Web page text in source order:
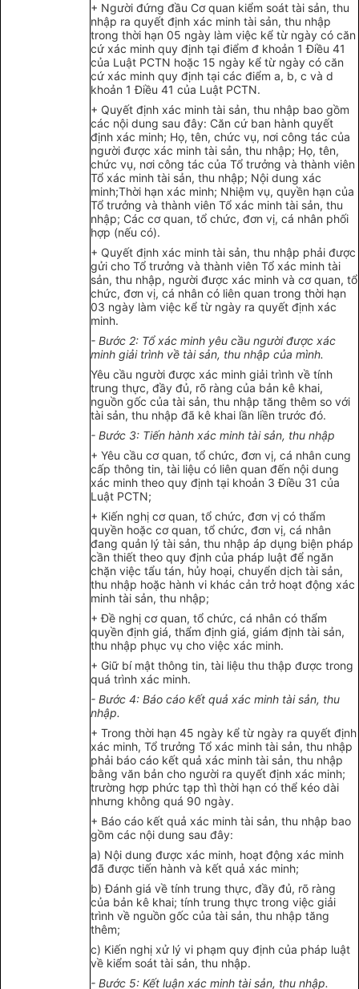
+ Người đứng đầu Cơ quan kiểm soát tài sản, thu
nhập ra quyết định xác minh tài sản, thu nhập
trong thời hạn 05 ngày làm việc kể từ ngày có căn
cứ xác minh quy định tại điểm đ khoản 1 Điều 41
của Luật PCTN hoặc 15 ngày kể từ ngày có căn
cứ xác minh quy định tại các điểm a, b, c và d
khoản 1 Điều 41 của Luật PCTN.
+ Quyết định xác minh tài sản, thu nhập bao gồm
các nội dung sau đây: Căn cứ ban hành quyết
định xác minh; Họ, tên, chức vụ, nơi công tác của
người được xác minh tài sản, thu nhập; Họ, tên,
chức vụ, nơi công tác của Tổ trưởng và thành viên
Tổ xác minh tài sản, thu nhập; Nội dung xác
minh;Thời hạn xác minh; Nhiệm vụ, quyền hạn của
Tổ trưởng và thành viên Tổ xác minh tài sản, thu
nhập; Các cơ quan, tổ chức, đơn vị, cá nhân phối
hợp (nếu có).
+ Quyết định xác minh tài sản, thu nhập phải được
gửi cho Tổ trưởng và thành viên Tổ xác minh tài
sản, thu nhập, người được xác minh và cơ quan, tổ
chức, đơn vị, cá nhân có liên quan trong thời hạn
03 ngày làm việc kể từ ngày ra quyết định xác
minh.
- Bước 2: Tổ xác minh yêu cầu người được xác
minh giải trình về tài sản, thu nhập của mình.
Yêu cầu người được xác minh giải trình về tính
trung thực, đầy đủ, rõ ràng của bản kê khai,
nguồn gốc của tài sản, thu nhập tăng thêm so với
tài sản, thu nhập đã kê khai lần liền trước đó.
- Bước 3: Tiến hành xác minh tài sản, thu nhập
+ Yêu cầu cơ quan, tổ chức, đơn vị, cá nhân cung
cấp thông tin, tài liệu có liên quan đến nội dung
xác minh theo quy định tại khoản 3 Điều 31 của
Luật PCTN;
+ Kiến nghị cơ quan, tổ chức, đơn vị có thẩm
quyền hoặc cơ quan, tổ chức, đơn vị, cá nhân
đang quản lý tài sản, thu nhập áp dụng biện pháp
cần thiết theo quy định của pháp luật để ngăn
chặn việc tẩu tán, hủy hoại, chuyển dịch tài sản,
thu nhập hoặc hành vi khác cản trở hoạt động xác
minh tài sản, thu nhập;
+ Đề nghị cơ quan, tổ chức, cá nhân có thẩm
quyền định giá, thẩm định giá, giám định tài sản,
thu nhập phục vụ cho việc xác minh.
+ Giữ bí mật thông tin, tài liệu thu thập được trong
quá trình xác minh.
- Bước 4: Báo cáo kết quả xác minh tài sản, thu
nhập.
+ Trong thời hạn 45 ngày kể từ ngày ra quyết định
xác minh, Tổ trưởng Tổ xác minh tài sản, thu nhập
phải báo cáo kết quả xác minh tài sản, thu nhập
bằng văn bản cho người ra quyết định xác minh;
trường hợp phức tạp thì thời hạn có thể kéo dài
nhưng không quá 90 ngày.
+ Báo cáo kết quả xác minh tài sản, thu nhập bao
gồm các nội dung sau đây:
a) Nội dung được xác minh, hoạt động xác minh
đã được tiến hành và kết quả xác minh;
b) Đánh giá về tính trung thực, đầy đủ, rõ ràng
của bản kê khai; tính trung thực trong việc giải
trình về nguồn gốc của tài sản, thu nhập tăng
thêm;
c) Kiến nghị xử lý vi phạm quy định của pháp luật
về kiểm soát tài sản, thu nhập.
- Bước 5: Kết luận xác minh tài sản, thu nhập.